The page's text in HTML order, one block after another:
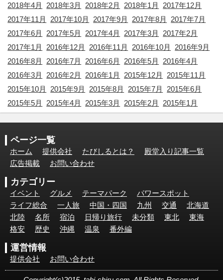
2018年4月
2018年3月 2018年2月 2018年1月
2017年12月
2017年11月
2017年10月 2017年9月 2017年8月
2017年7月
2017年6月
2017年5月 2017年4月 2017年3月
2017年2月
2017年1月
2016年12月 2016年11月 2016年10月
2016年9月
2016年8月
2016年7月 2016年6月 2016年5月
2016年4月
2016年3月
2016年2月 2016年1月 2015年12月
2015年11月
2015年10月
2015年9月 2015年8月 2015年7月
2015年6月
2015年5月
2015年4月 2015年3月 2015年2月 2015年1月
ページ一覧
ホーム 提供会社 たびしるとは？
殿堂入り記事一覧
広告掲載
お問い合わせ
カテゴリー
イベント グルメ テーマパーク
パワースポット
ライフ総合
一人旅 中国・四国 九州 交通
北海道
北陸
名所 宿泊 日帰り旅行 未分類 東北
東海
格安
歴史 沖縄 温泉 番外編
運営情報
提供会社 お問い合わせ